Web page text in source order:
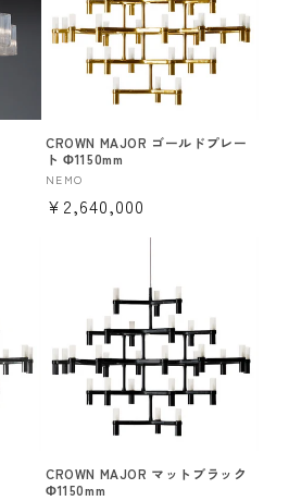
CROWN MAJOR ゴールドプレー
ト Φ1150mm
販
売
NEMO
通
¥2,640,000
CROWN MAJOR マットブラック
Φ1150mm